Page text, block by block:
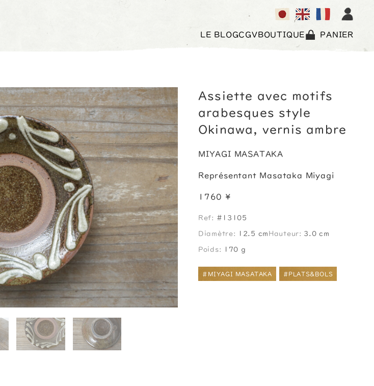
LE BLOGCGVBOUTIQUE PANIER
Assiette avec motifs
arabesques style
Okinawa, vernis ambre
MIYAGI MASATAKA
Représentant Masataka Miyagi
1760 ¥
Ref: #13105
Diamètre: 12.5 cm Hauteur: 3.0 cm
Poids: 170 g
#MIYAGI MASATAKA #PLATS&BOLS